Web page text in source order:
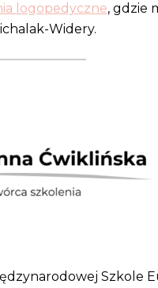
logopedyczne, gdzie
Widery.
Szkole